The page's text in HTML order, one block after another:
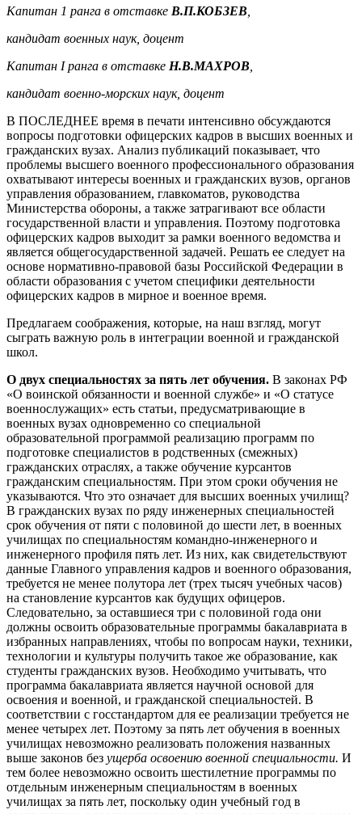
Капитан 1 ранга в отставке В.П.КОБЗЕВ
кандидат военных наук, доцент
Капитан I ранга в отставке Н.В.МАХРОВ
кандидат военно-морских наук, доцент
В ПОСЛЕДНЕЕ время в печати интенсивно обсуждаются
вопросы подготовки офицерских кадров в высших военных и
гражданских вузах. Анализ публикаций показывает, что
проблемы высшего военного профессионального образования
охватывают интересы военных и гражданских вузов, органов
управления образованием, главкоматов, руководства
Министерства обороны, а также затрагивают все области
государственной власти и управления. Поэтому подготовка
офицерских кадров выходит за рамки военного ведомства и
является общегосударственной задачей. Решать ее следует на
основе нормативно-правовой базы Российской Федерации в
области образования с учетом специфики деятельности
офицерских кадров в мирное и военное время.
Предлагаем соображения, которые, на наш взгляд, могут
сыграть важную роль в интеграции военной и гражданской
школ.
О двух специальностях за пять лет обучения. В законах РФ
«О воинской обязанности и военной службе» и «О статусе
военнослужащих» есть статьи, предусматривающие в
военных вузах одновременно со специальной
образовательной программой реализацию программ по
подготовке специалистов в родственных (смежных)
гражданских отраслях, а также обучение курсантов
гражданским специальностям. При этом сроки обучения не
указываются. Что это означает для высших военных училищ?
В гражданских вузах по ряду инженерных специальностей
срок обучения от пяти с половиной до шести лет, в военных
училищах по специальностям командно-инженерного и
инженерного профиля пять лет. Из них, как свидетельствуют
данные Главного управления кадров и военного образования,
требуется не менее полутора лет (трех тысяч учебных часов)
на становление курсантов как будущих офицеров.
Следовательно, за оставшиеся три с половиной года они
должны освоить образовательные программы бакалавриата в
избранных направлениях, чтобы по вопросам науки, техники,
технологии и культуры получить такое же образование, как
студенты гражданских вузов. Необходимо учитывать, что
программа бакалавриата является научной основой для
освоения и военной, и гражданской специальностей. В
соответствии с госстандартом для ее реализации требуется не
менее четырех лет. Поэтому за пять лет обучения в военных
училищах невозможно реализовать положения названных
выше законов без ущерба освоению военной специальности. И
тем более невозможно освоить шестилетние программы по
отдельным инженерным специальностям в военных
училищах за пять лет, поскольку один учебный год в